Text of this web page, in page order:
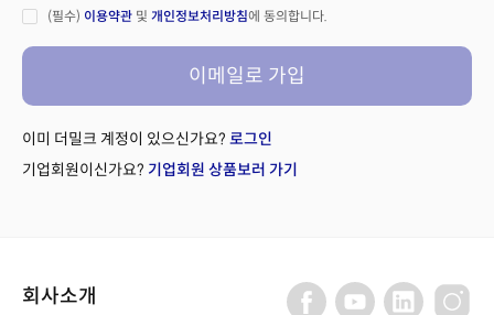
(필수) 이용약관 및 개인정보처리방침에 동의합니다.
이메일로 가입
이미 더밀크 계정이 있으신가요? 로그인
기업회원이신가요? 기업회원 상품보러 가기
회사소개